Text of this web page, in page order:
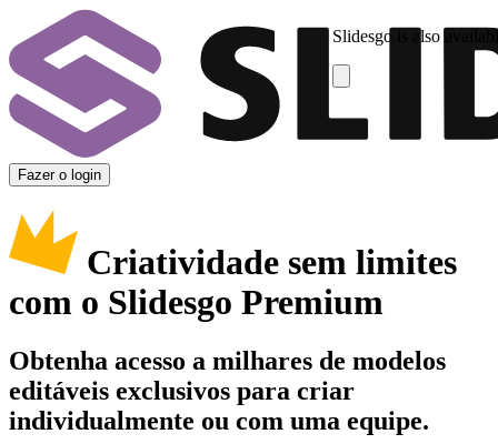
Slidesgo is also
Fazer o login
Criatividade sem limites
com o Slidesgo Premium
Obtenha acesso a milhares de modelos
editáveis exclusivos para criar
individualmente ou com uma equipe.